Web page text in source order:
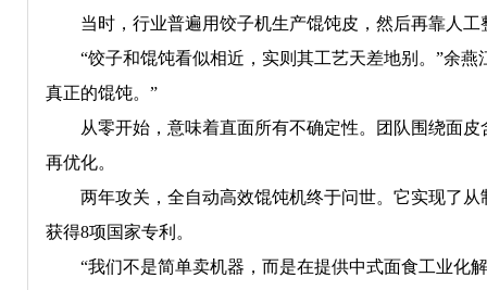
当时，行业普遍用饺子机生产馄饨皮，然后再靠人工
“饺子和馄饨看似相近，实则其工艺天差地别。”余燕
真正的馄饨。”
从零开始，意味着直面所有不确定性。团队围绕面皮
再优化。
两年攻关，全自动高效馄饨机终于问世。它实现了从
获得8项国家专利。
“我们不是简单卖机器，而是在提供中式面食工业化解